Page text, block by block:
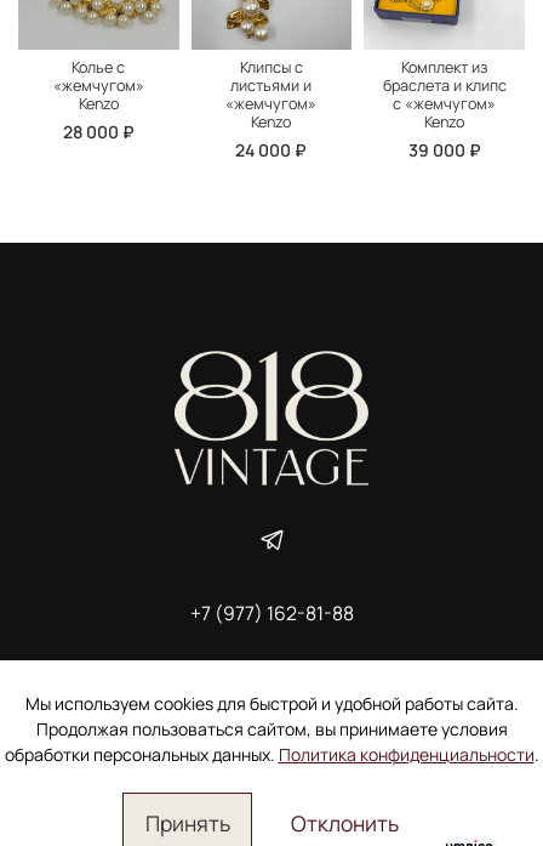
Колье с
«жемчугом»
Kenzo
28 000 ₽
Клипсы с
листьями и
«жемчугом»
Kenzo
24 000 ₽
Комплект из
браслета и клипс
с «жемчугом»
Kenzo
39 000 ₽
+7 (977) 162-81-88
Пользовательское соглашение
Электронное согласие покупателя на рассылку
Согласие на обработку персональных данных
Мы используем cookies для быстрой и удобной работы сайта.
Продолжая пользоваться сайтом, вы принимаете условия
обработки персональных данных. Политика конфиденциальности.
Принять Отклонить